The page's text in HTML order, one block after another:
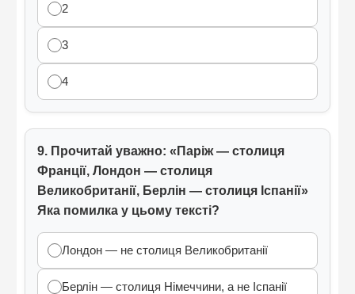
2
3
4
9. Прочитай уважно:«Паріж — столиця
Франції, Лондон — столиця
Великобританії, Берлін — столиця Іспанії»
Яка помилка у цьому тексті?
Лондон — не столиця Великобританії
Берлін — столиця Німеччини, а не Іспанії